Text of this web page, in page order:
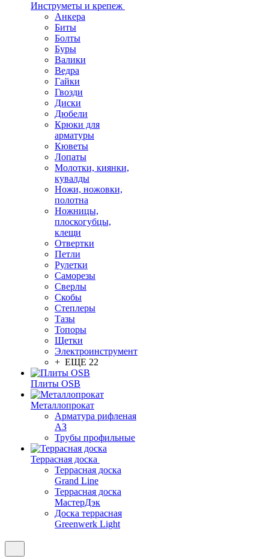
Инструметы и крепеж
Анкера
Биты
Болты
Буры
Валики
Ведра
Гайки
Гвозди
Диски
Дюбели
Крюки для
арматуры
Кюветы
Лопаты
Молотки, киянки,
кувалды
Ножи, ножовки,
полотна
Ножницы,
плоскогубцы,
клещи
Отвертки
Петли
Рулетки
Саморезы
Сверлы
Скобы
Степлеры
Тазы
Топоры
Щетки
Электроинструмент
+ ЕЩЕ 22
Плиты OSB
Металлопрокат
Арматура рифленая
АЗ
Трубы профильные
Террасная доска
Террасная доска
Grand Line
Террасная доска
МастерДэк
Доска террасная
Greenwerk Light